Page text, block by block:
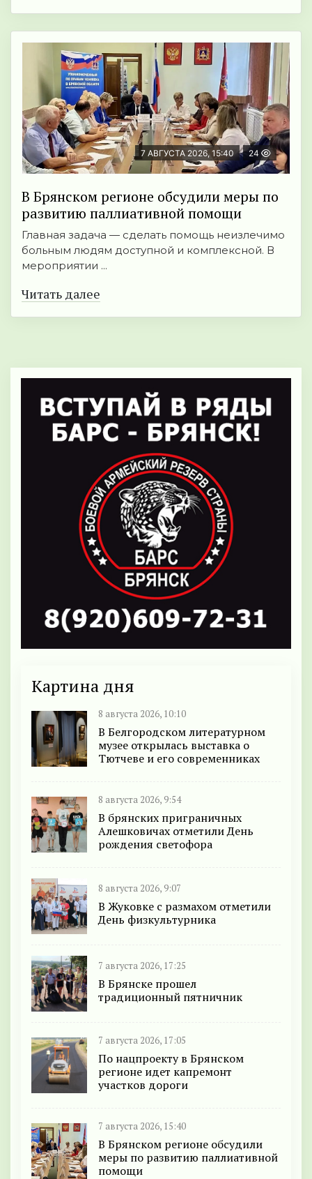
7 АВГУСТА 2026, 15:40 24
В Брянском регионе обсудили меры по
развитию паллиативной помощи
Главная задача — сделать помощь неизлечимо
больным людям доступной и комплексной. В
мероприятии ...
Читать далее
Картина дня
8 августа 2026, 10:10
В Белгородском литературном
музее открылась выставка о
Тютчеве и его современниках
8 августа 2026, 9:54
В брянских приграничных
Алешковичах отметили День
рождения светофора
8 августа 2026, 9:07
В Жуковке с размахом отметили
День физкультурника
7 августа 2026, 17:25
В Брянске прошел
традиционный пятничник
7 августа 2026, 17:05
По нацпроекту в Брянском
регионе идет капремонт
участков дороги
7 августа 2026, 15:40
В Брянском регионе обсудили
меры по развитию паллиативной
помощи